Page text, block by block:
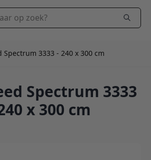
zoek?
Spectrum 3333 - 240 x 300 cm
Spectrum 3333
x 300 cm